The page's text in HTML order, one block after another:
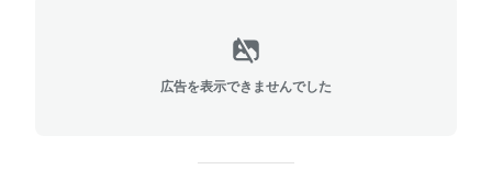
広告を表示できませんでした